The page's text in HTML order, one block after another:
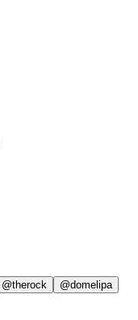
@therock @domelipa